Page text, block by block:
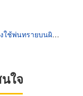
นทรายบนผิวโลหะ
ใจ